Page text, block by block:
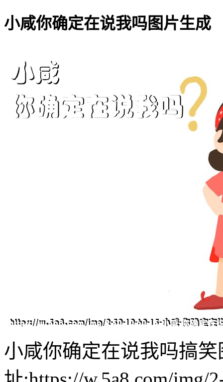
小咸你确定在说我吗图片生成
小咸你确定在说我吗搞笑